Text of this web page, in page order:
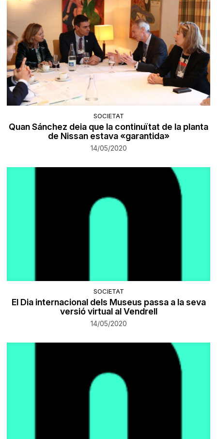
SOCIETAT
Quan Sánchez deia que la continuïtat de la planta
de Nissan estava «garantida»
14/05/2020
SOCIETAT
El Dia internacional dels Museus passa a la seva
versió virtual al Vendrell
14/05/2020